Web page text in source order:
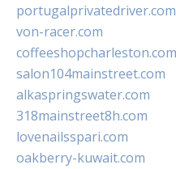
portugalprivatedriver.com
von-racer.com
coffeeshopcharleston.com
salon104mainstreet.com
alkaspringswater.com
318mainstreet8h.com
lovenailsspari.com
oakberry-kuwait.com